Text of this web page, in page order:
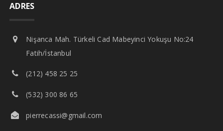
ADRES
Nişanca Mah. Türkeli Cad Mabeyinci Yokuşu No:24
Fatih/İstanbul
(212) 458 25 25
(532) 300 86 65
pierrecassi@gmail.com